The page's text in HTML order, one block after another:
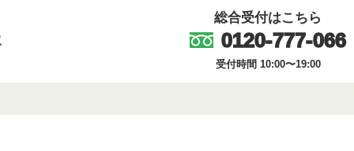
総合受付はこちら
0120-777-066
受付時間 10:00〜19:00